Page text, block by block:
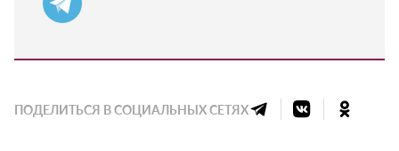
ПОДЕЛИТЬСЯ В СОЦИАЛЬНЫХ СЕТЯХ